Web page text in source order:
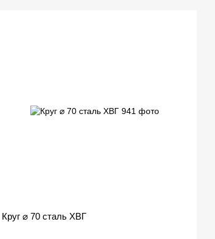
Круг ⌀ 70 сталь ХВГ